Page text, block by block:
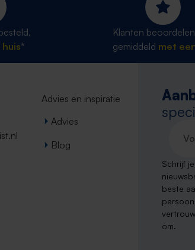
*
Klanten
gemiddeld met
Advies en inspiratie
Advies
Blog
Schrijf
beste
om.